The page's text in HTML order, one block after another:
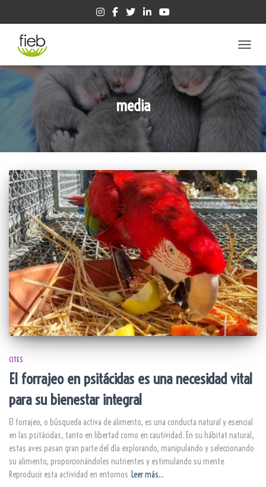
media
CITES
El forrajeo en psitácidas es una necesidad vital
para su bienestar integral
El forrajeo, o búsqueda activa de alimento, es una conducta natural y esencial
en las psitácidas, tanto en libertad como en cautividad. En su hábitat natural,
estas aves pasan gran parte del día explorando, manipulando y seleccionando
su alimento, proporcionándoles nutrientes y estimulando su mente.
Reproducir esta actividad en entornos Leer más…